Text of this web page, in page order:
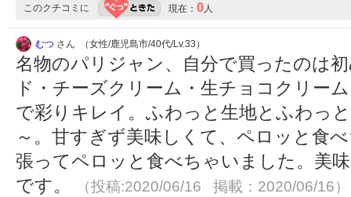
このクチコミに 現在： 0人
むつ さん （女性/鹿児島市/40代/Lv.33）
名物のパリジャン、自分で買ったのは
ド・チーズクリーム・生チョコクリー
で彩りキレイ。ふわっと生地とふわっ
～。甘すぎず美味しくて、ペロッと食
張ってペロッと食べちゃいました。美
です。
（投稿:2020/06/16 掲載：2020/06/16）